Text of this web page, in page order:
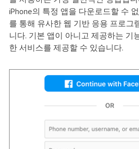
iPhone의 특정 앱을 다운로드할 수
를 통해 유사한 웹 기반 응용 프로그
니다. 기본 앱이 아니고 제공하는 기
한 서비스를 제공할 수 있습니다.